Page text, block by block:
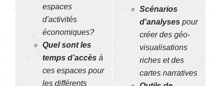
espaces
d'activités
économiques?
Quel sont les
temps d’accès à
ces espaces pour
les différents
Scénarios
d'analyses pour
créer des géo-
visualisations
riches et des
cartes narratives